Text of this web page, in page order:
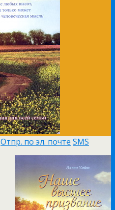
Отпр. по эл. почте SMS